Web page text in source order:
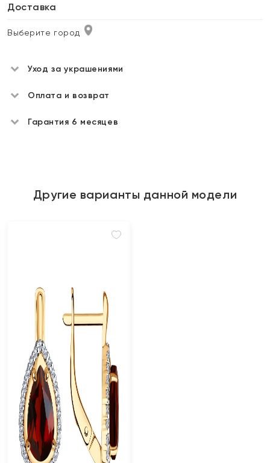
Доставка
Выберите город
Уход за украшениями
Оплата и возврат
Гарантия 6 месяцев
Другие варианты данной модели